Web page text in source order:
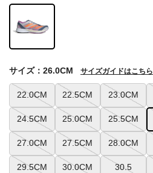
22.0CM 22.5CM 23.0CM
24.5CM 25.0CM 25.5CM
27.0CM 27.5CM 28.0CM
29.5CM 30.0CM 30.5
サイズ：26.0CM サイズガイドはこちら